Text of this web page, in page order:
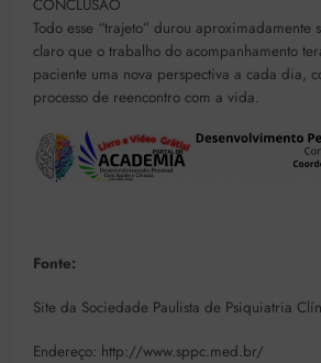
CONCLUSÃO
Todo esse “trajeto” durou aproximadamente
claro que o trabalho do acompanhamento
paciente uma nova perspectiva a cada dia,
processo de reencontro com a vida.
Fonte:
Site da Sociedade Paulista de Psiquiatria
Endereço: http://www.sppc.med.br/